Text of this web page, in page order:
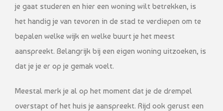
je gaat studeren en hier een woning wilt betrekken, is
het handig je van tevoren in de stad te verdiepen om te
bepalen welke wijk en welke buurt je het meest
aanspreekt. Belangrijk bij een eigen woning uitzoeken, is
dat je je er op je gemak voelt.
Meestal merk je al op het moment dat je de drempel
overstapt of het huis je aanspreekt. Rijd ook gerust een